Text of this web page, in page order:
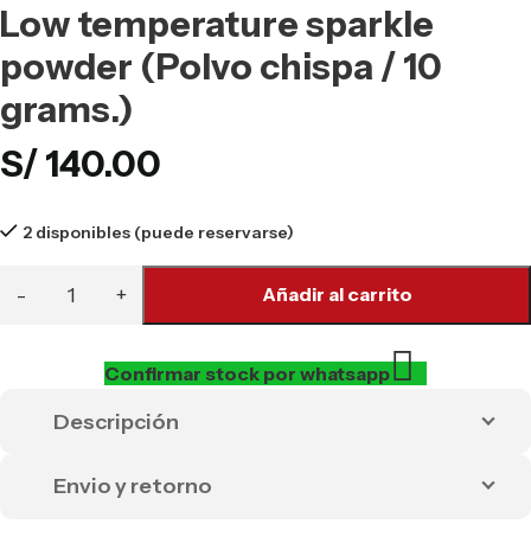
Low temperature sparkle
powder (Polvo chispa / 10
grams.)
S/140.00
2 disponibles (puede reservarse)
Añadir al carrito
Confirmar stock por whatsapp
Descripción
Envio y retorno